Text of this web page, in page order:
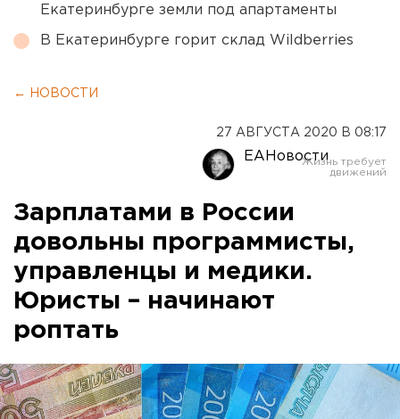
Екатеринбурге земли под апартаменты
В Екатеринбурге горит склад Wildberries
← НОВОСТИ
27 АВГУСТА 2020 В 08:17
ЕАНовости
Зарплатами в России
довольны программисты,
управленцы и медики.
Юристы – начинают
роптать